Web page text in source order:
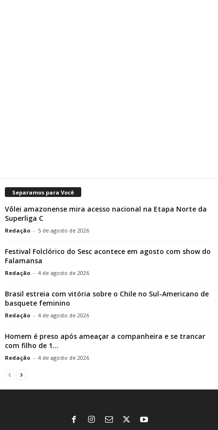
Separamos para Você
Vôlei amazonense mira acesso nacional na Etapa Norte da
Superliga C
Redação - 5 de agosto de 2026
Festival Folclórico do Sesc acontece em agosto com show do
Falamansa
Redação - 4 de agosto de 2026
Brasil estreia com vitória sobre o Chile no Sul-Americano de
basquete feminino
Redação - 4 de agosto de 2026
Homem é preso após ameaçar a companheira e se trancar
com filho de 1...
Redação - 4 de agosto de 2026